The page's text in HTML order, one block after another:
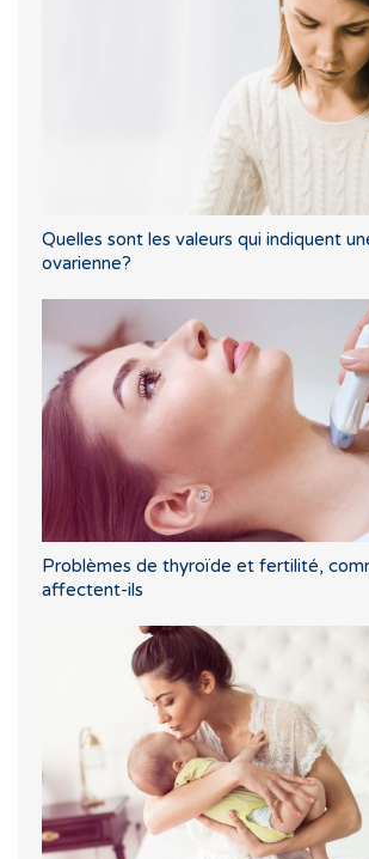
Quelles sont les valeurs qui indiquent
ovarienne?
Problèmes de thyroïde et fertilité,
affectent-ils